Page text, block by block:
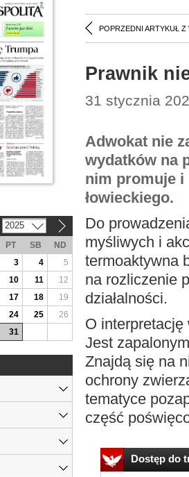
POPRZEDNI ARTYKUŁ Z
Prawnik
31 stycznia
Adwokat nie
wydatków na
nim promuje i
łowieckiego.
Do
myśliwych i
termoaktywna
na rozliczenie
działalności.
O interpretację
Jest
Znajdą się na
ochrony
tematyce
część
Dostęp do
2025
PT SB
ND
3 4
5
10 11
12
17 18
19
24 25
26
31